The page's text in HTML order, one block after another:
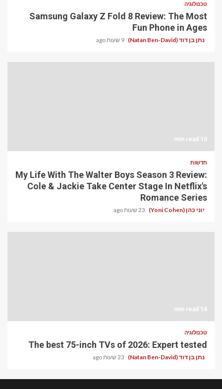
טכנולוגיה
Samsung Galaxy Z Fold 8 Review: The Most
Fun Phone in Ages
נתן בן דוד (Natan Ben-David) 9 שעות ago
10 min read
חדשות
My Life With The Walter Boys Season 3 Review:
Cole & Jackie Take Center Stage In Netflix's
Romance Series
יוני כהן (Yoni Cohen) 23 שעות ago
14 min read
טכנולוגיה
The best 75-inch TVs of 2026: Expert tested
נתן בן דוד (Natan Ben-David) 23 שעות ago